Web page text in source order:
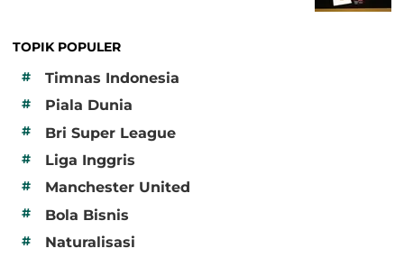
TOPIK POPULER
#
Timnas Indonesia
# Piala Dunia
# Bri Super League
# Liga Inggris
# Manchester United
# Bola Bisnis
# Naturalisasi